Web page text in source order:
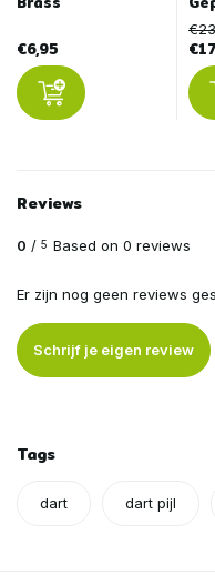
€6,95
Reviews
0 / 5 Based on 0 reviews
Er zijn nog geen reviews
Schrijf je eigen review
Tags
dart dart pijl